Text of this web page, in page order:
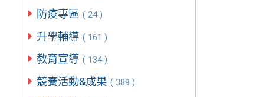
防疫專區 ( 24 )
升學輔導 ( 161 )
教育宣導 ( 134 )
競賽活動&成果 ( 389 )